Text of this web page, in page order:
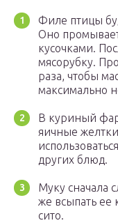
Филе птицы
Оно
кусочками.
мясорубку.
раза, чтобы
максимально
В куриный
яичные
других блюд.
Муку сначала
же всыпать ее
сито.